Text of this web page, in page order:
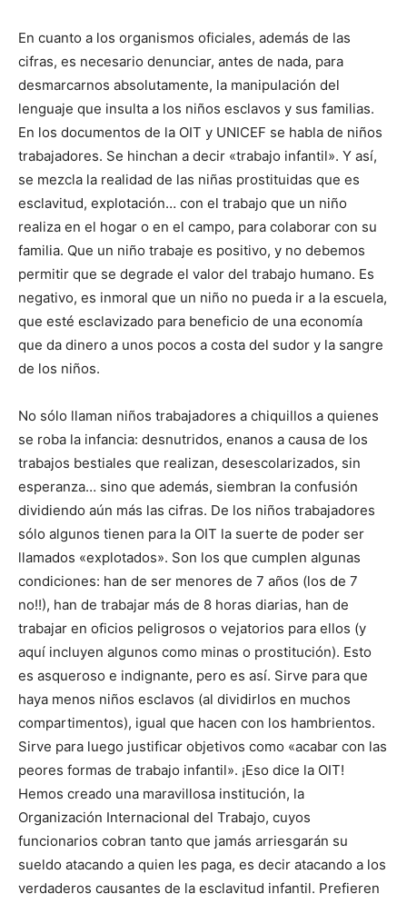
En cuanto a los organismos oficiales, además de las
cifras, es necesario denunciar, antes de nada, para
desmarcarnos absolutamente, la manipulación del
lenguaje que insulta a los niños esclavos y sus familias.
En los documentos de la OIT y UNICEF se habla de niños
trabajadores. Se hinchan a decir «trabajo infantil». Y así,
se mezcla la realidad de las niñas prostituidas que es
esclavitud, explotación… con el trabajo que un niño
realiza en el hogar o en el campo, para colaborar con su
familia. Que un niño trabaje es positivo, y no debemos
permitir que se degrade el valor del trabajo humano. Es
negativo, es inmoral que un niño no pueda ir a la escuela,
que esté esclavizado para beneficio de una economía
que da dinero a unos pocos a costa del sudor y la sangre
de los niños.
No sólo llaman niños trabajadores a chiquillos a quienes
se roba la infancia: desnutridos, enanos a causa de los
trabajos bestiales que realizan, desescolarizados, sin
esperanza… sino que además, siembran la confusión
dividiendo aún más las cifras. De los niños trabajadores
sólo algunos tienen para la OIT la suerte de poder ser
llamados «explotados». Son los que cumplen algunas
condiciones: han de ser menores de 7 años (los de 7
no!!), han de trabajar más de 8 horas diarias, han de
trabajar en oficios peligrosos o vejatorios para ellos (y
aquí incluyen algunos como minas o prostitución). Esto
es asqueroso e indignante, pero es así. Sirve para que
haya menos niños esclavos (al dividirlos en muchos
compartimentos), igual que hacen con los hambrientos.
Sirve para luego justificar objetivos como «acabar con las
peores formas de trabajo infantil». ¡Eso dice la OIT!
Hemos creado una maravillosa institución, la
Organización Internacional del Trabajo, cuyos
funcionarios cobran tanto que jamás arriesgarán su
sueldo atacando a quien les paga, es decir atacando a los
verdaderos causantes de la esclavitud infantil. Prefieren